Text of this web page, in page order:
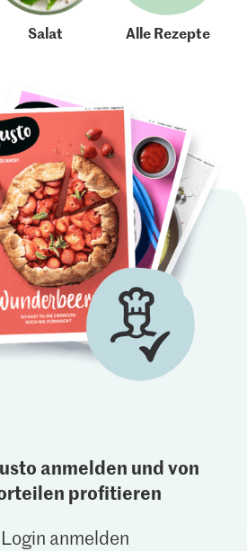
Salat Alle Rezepte
anmelden und von
profitieren
anmelden